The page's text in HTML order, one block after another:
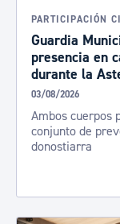
PARTICIPACIÓN
Guardia
presencia en
durante la
03/08/2026
Ambos cuerpos
conjunto de
donostiarra